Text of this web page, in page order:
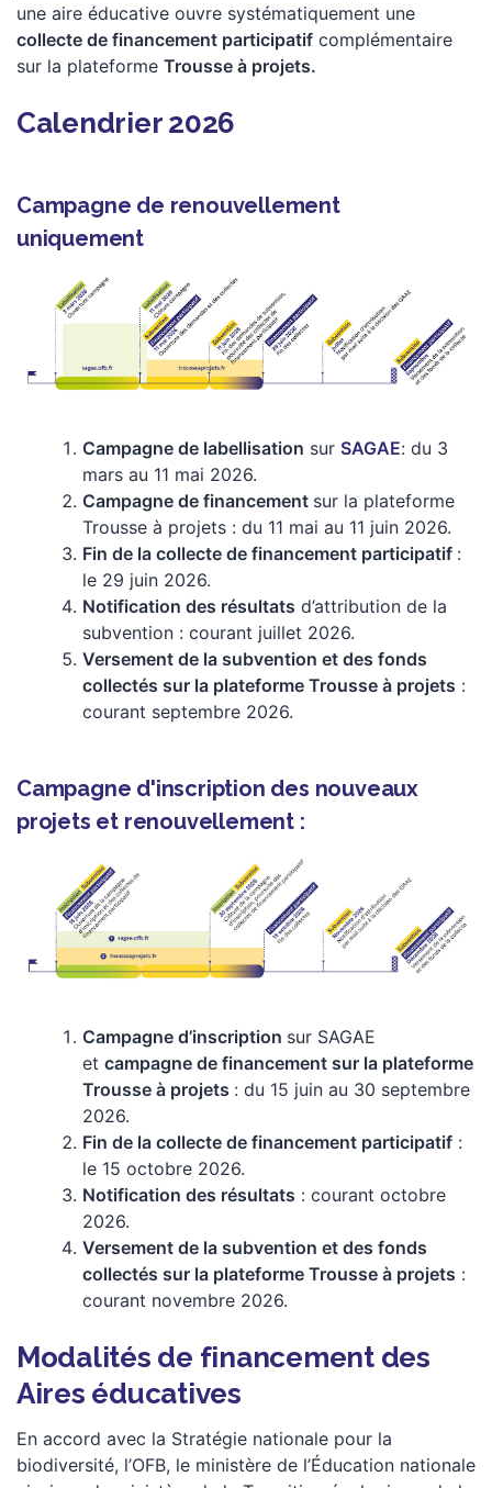
une aire éducative ouvre systématiquement une
collecte de financement participatif complémentaire
sur la plateforme Trousse à projets.
Calendrier 2026
Campagne de renouvellement
uniquement
Campagne de labellisation sur SAGAE: du 3
mars au 11 mai 2026.
Campagne de financement sur la plateforme
Trousse à projets : du 11 mai au 11 juin 2026.
Fin de la collecte de financement participatif :
le 29 juin 2026.
Notification des résultats d’attribution de la
subvention : courant juillet 2026.
Versement de la subvention et des fonds
collectés sur la plateforme Trousse à projets :
courant septembre 2026.
Campagne d'inscription des nouveaux
projets et renouvellement :
Campagne d’inscription sur SAGAE
et campagne de financement sur la plateforme
Trousse à projets : du 15 juin au 30 septembre
2026.
Fin de la collecte de financement participatif :
le 15 octobre 2026.
Notification des résultats : courant octobre
2026.
Versement de la subvention et des fonds
collectés sur la plateforme Trousse à projets :
courant novembre 2026.
Modalités de financement des
Aires éducatives
En accord avec la Stratégie nationale pour la
biodiversité, l’OFB, le ministère de l’Éducation nationale